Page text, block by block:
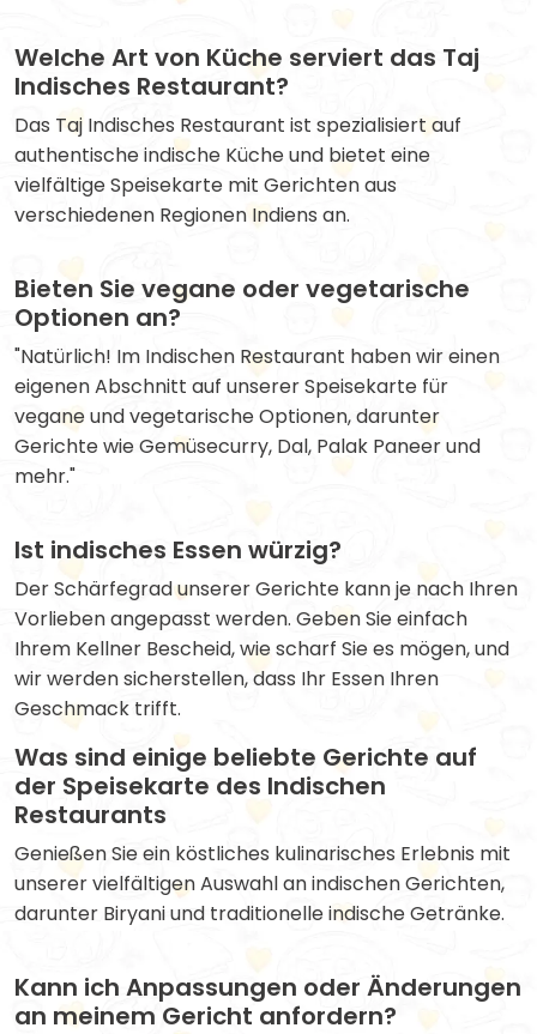
Welche Art von Küche serviert das Taj
Indisches Restaurant?
Das Taj Indisches Restaurant ist spezialisiert auf
authentische indische Küche und bietet eine
vielfältige Speisekarte mit Gerichten aus
verschiedenen Regionen Indiens an.
Bieten Sie vegane oder vegetarische
Optionen an?
"Natürlich! Im Indischen Restaurant haben wir einen
eigenen Abschnitt auf unserer Speisekarte für
vegane und vegetarische Optionen, darunter
Gerichte wie Gemüsecurry, Dal, Palak Paneer und
mehr."
Ist indisches Essen würzig?
Der Schärfegrad unserer Gerichte kann je nach Ihren
Vorlieben angepasst werden. Geben Sie einfach
Ihrem Kellner Bescheid, wie scharf Sie es mögen, und
wir werden sicherstellen, dass Ihr Essen Ihren
Geschmack trifft.
Was sind einige beliebte Gerichte auf
der Speisekarte des Indischen
Restaurants
Genießen Sie ein köstliches kulinarisches Erlebnis mit
unserer vielfältigen Auswahl an indischen Gerichten,
darunter Biryani und traditionelle indische Getränke.
Kann ich Anpassungen oder Änderungen
an meinem Gericht anfordern?